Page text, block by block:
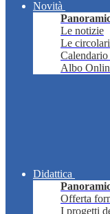
Novità
Le notizie
Le circolari
Calendario
Albo
Didattica
Offerta
I progetti